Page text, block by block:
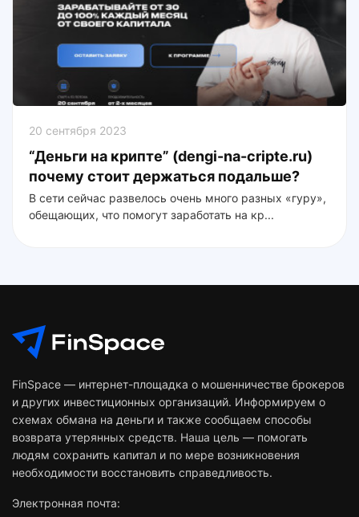
20 сентября 2023
“Деньги на крипте” (dengi-na-cripte.ru)
почему стоит держаться подальше?
В сети сейчас развелось очень много разных «гуру»,
обещающих, что помогут заработать на кр...
FinSpace — интернет-площадка о мошенничестве брокеров
и других инвестиционных организаций. Информируем о
схемах обмана на деньги и также сообщаем способы
возврата утерянных средств. Наша цель — помогать
людям сохранить капитал и по мере возникновения
необходимости восстановить справедливость.
Электронная почта: